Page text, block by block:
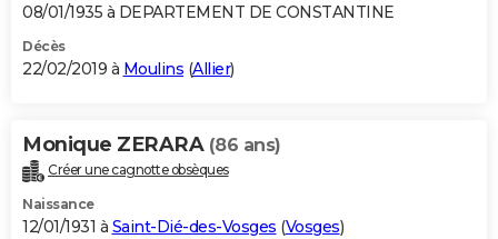
08/01/1935 à DEPARTEMENT DE CONSTANTINE
Décès
22/02/2019 à Moulins (Allier)
Monique ZERARA (86 ans)
Créer une cagnotte obsèques
Naissance
12/01/1931 à Saint-Dié-des-Vosges (Vosges)